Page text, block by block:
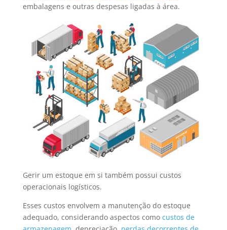
embalagens e outras despesas ligadas à área.
Gerir um estoque em si também possui custos
operacionais logísticos.
Esses custos envolvem a manutenção do estoque
adequado, considerando aspectos como custos de